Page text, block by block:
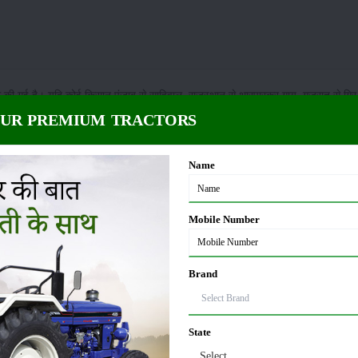
गई है। यदि कोई किसान पंजाब से साहिवाल, राजस्थान से थारपारकर गाय, गुजरात से गिर
प्रदेश की योगी सरकार किसानों एवं पशुपालकों के लिए अच्छी खबर लेकर आई है।
में योगी सरकार ने जो निर्णय लिया है, उसको देख कर कहा जा सकता है कि इससे किसानों
between desi cow and jersey cow in Hindi)
करने के लिए एवं डेयरी उद्योग को प्रोत्साहन देने के लिए नंद बाबा मिशन की शुरुआत की
गौ संवर्धन योजना के अंतर्गत 40 हजार रुपये की सहायता धनराशि दी जाएगी। आप
राजस्थान से थारपारकर गाय खरीदना चाहता है, तो सरकार की तरफ से उसको इन गायों
महंगी होती हैं, इस वजह से सरकार ने निर्णय लिया है, कि इनकी खरीद पर किसानों को 40
किसान अच्छा मुनाफा कमा सकते हैं
योजना पहले से चल रही है। इस योजना के अंतर्गत किसानों और पशुपालकों को 2 गाय
PREMIUM TRACTORS
Name
Mobile Number
Brand
State